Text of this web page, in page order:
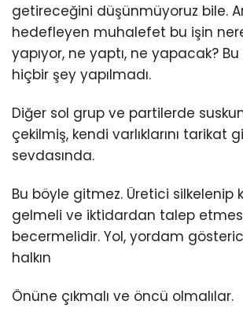
getireceğini düşünmüyoruz bile.
hedefleyen muhalefet bu işin
yapıyor, ne yaptı, ne yapacak?
hiçbir şey yapılmadı.
Diğer sol grup ve partilerde
çekilmiş, kendi varlıklarını tarikat
sevdasında.
Bu böyle gitmez. Üretici silkelenip
gelmeli ve iktidardan talep
becermelidir. Yol, yordam
halkın
Önüne çıkmalı ve öncü olmalılar.